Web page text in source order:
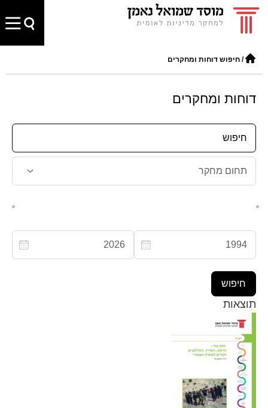
/ חיפוש דוחות ומחקרים
דוחות ומחקרים
תוצאות